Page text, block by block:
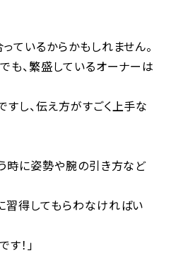
ているからかもしれません。
も、繁盛しているオーナーは
し、伝え方がすごく上手な
時に姿勢や腕の引き方など
習得してもらわなければい
！」